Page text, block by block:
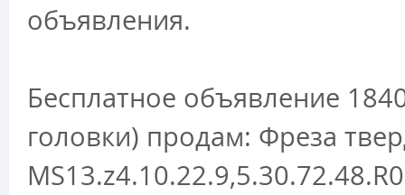
объявления.
Бесплатное объявление
головки) продам: Фреза